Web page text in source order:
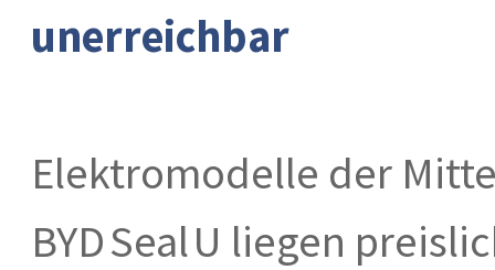
unerreichbar
Elektromodelle der
BYD Seal U liegen